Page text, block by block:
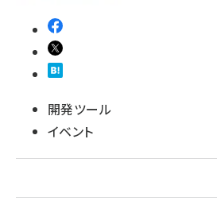
開発ツール
イベント